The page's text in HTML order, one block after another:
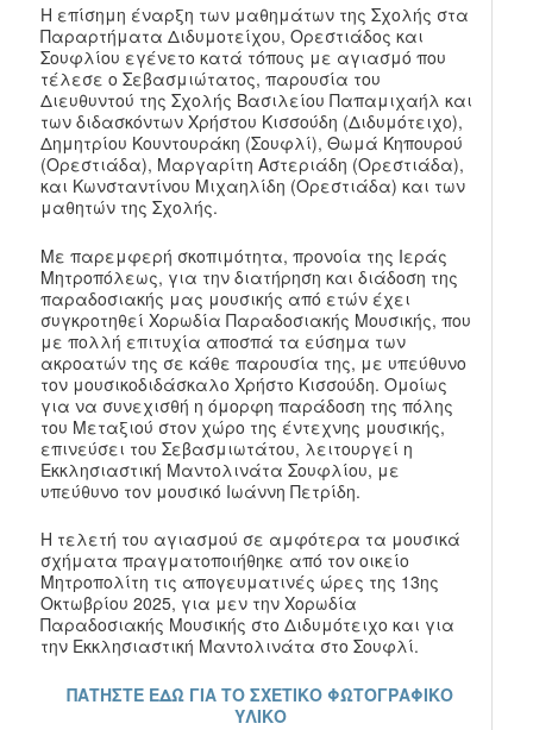
Η επίσημη έναρξη των μαθημάτων της Σχολής στα
Παραρτήματα Διδυμοτείχου, Ορεστιάδος και
Σουφλίου εγένετο κατά τόπους με αγιασμό που
τέλεσε ο Σεβασμιώτατος, παρουσία του
Διευθυντού της Σχολής Βασιλείου Παπαμιχαήλ και
των διδασκόντων Χρήστου Κισσούδη (Διδυμότειχο),
Δημητρίου Κουντουράκη (Σουφλί), Θωμά Κηπουρού
(Ορεστιάδα), Μαργαρίτη Αστεριάδη (Ορεστιάδα),
και Κωνσταντίνου Μιχαηλίδη (Ορεστιάδα) και των
μαθητών της Σχολής.
Με παρεμφερή σκοπιμότητα, προνοία της Ιεράς
Μητροπόλεως, για την διατήρηση και διάδοση της
παραδοσιακής μας μουσικής από ετών έχει
συγκροτηθεί Χορωδία Παραδοσιακής Μουσικής, που
με πολλή επιτυχία αποσπά τα εύσημα των
ακροατών της σε κάθε παρουσία της, με υπεύθυνο
τον μουσικοδιδάσκαλο Χρήστο Κισσούδη. Ομοίως
για να συνεχισθή η όμορφη παράδοση της πόλης
του Μεταξιού στον χώρο της έντεχνης μουσικής,
επινεύσει του Σεβασμιωτάτου, λειτουργεί η
Εκκλησιαστική Μαντολινάτα Σουφλίου, με
υπεύθυνο τον μουσικό Ιωάννη Πετρίδη.
Η τελετή του αγιασμού σε αμφότερα τα μουσικά
σχήματα πραγματοποιήθηκε από τον οικείο
Μητροπολίτη τις απογευματινές ώρες της 13ης
Οκτωβρίου 2025, για μεν την Χορωδία
Παραδοσιακής Μουσικής στο Διδυμότειχο και για
την Εκκλησιαστική Μαντολινάτα στο Σουφλί.
ΠΑΤΗΣΤΕ ΕΔΩ ΓΙΑ ΤΟ ΣΧΕΤΙΚΟ ΦΩΤΟΓΡΑΦΙΚΟ
ΥΛΙΚΟ